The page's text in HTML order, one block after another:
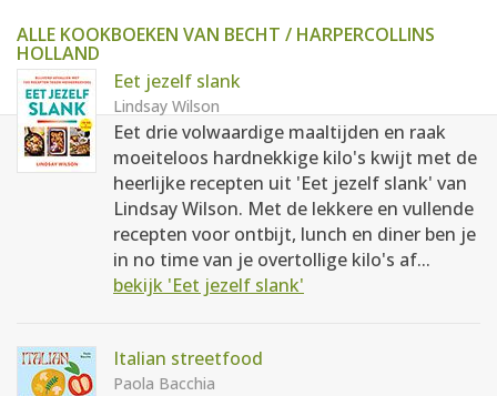
ALLE KOOKBOEKEN VAN BECHT / HARPERCOLLINS
HOLLAND
Eet jezelf slank
Lindsay Wilson
Eet drie volwaardige maaltijden en raak
moeiteloos hardnekkige kilo's kwijt met de
heerlijke recepten uit 'Eet jezelf slank' van
Lindsay Wilson. Met de lekkere en vullende
recepten voor ontbijt, lunch en diner ben je
in no time van je overtollige kilo's af...
bekijk 'Eet jezelf slank'
Italian streetfood
Paola Bacchia